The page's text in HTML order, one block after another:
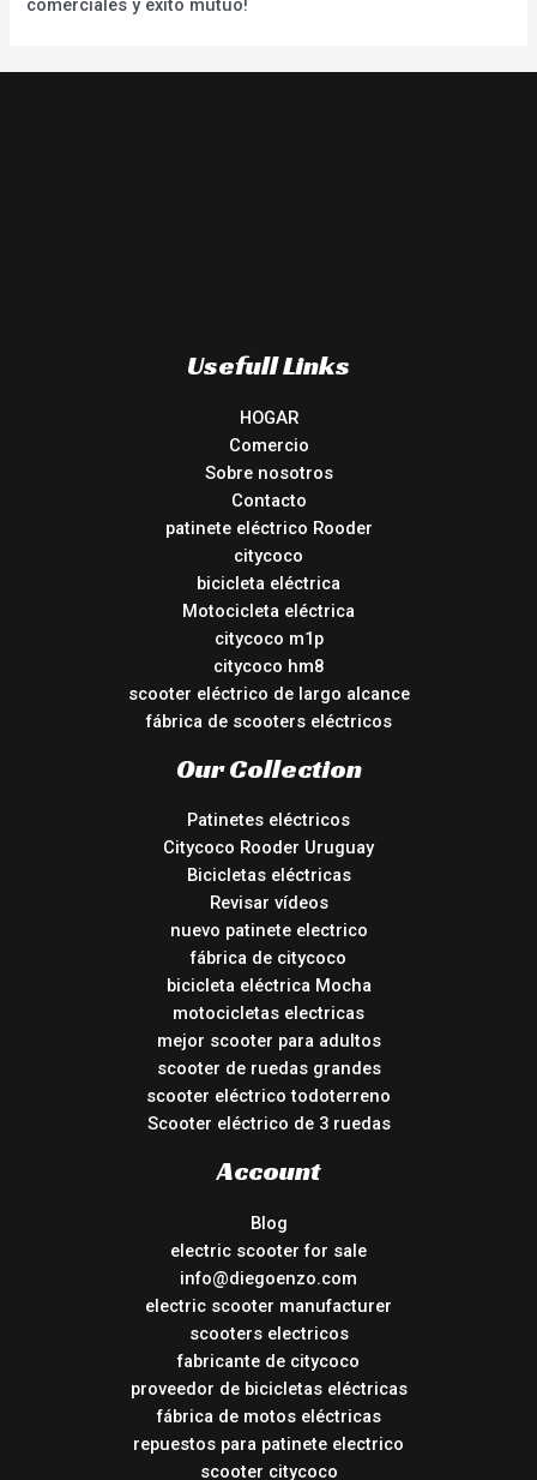
comerciales y éxito mutuo!
Usefull Links
HOGAR
Comercio
Sobre nosotros
Contacto
patinete eléctrico Rooder
citycoco
bicicleta eléctrica
Motocicleta eléctrica
citycoco m1p
citycoco hm8
scooter eléctrico de largo alcance
fábrica de scooters eléctricos
Our Collection
Patinetes eléctricos
Citycoco Rooder Uruguay
Bicicletas eléctricas
Revisar vídeos
nuevo patinete electrico
fábrica de citycoco
bicicleta eléctrica Mocha
motocicletas electricas
mejor scooter para adultos
scooter de ruedas grandes
scooter eléctrico todoterreno
Scooter eléctrico de 3 ruedas
Account
Blog
electric scooter for sale
info@diegoenzo.com
electric scooter manufacturer
scooters electricos
fabricante de citycoco
proveedor de bicicletas eléctricas
fábrica de motos eléctricas
repuestos para patinete electrico
scooter citycoco